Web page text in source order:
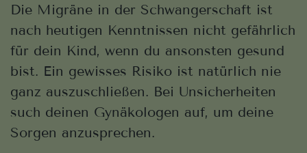
Die Migräne in der Schwangerschaft ist
nach heutigen Kenntnissen nicht gefährlich
für dein Kind, wenn du ansonsten gesund
bist. Ein gewisses Risiko ist natürlich nie
ganz auszuschließen. Bei Unsicherheiten
such deinen Gynäkologen auf, um deine
Sorgen anzusprechen.